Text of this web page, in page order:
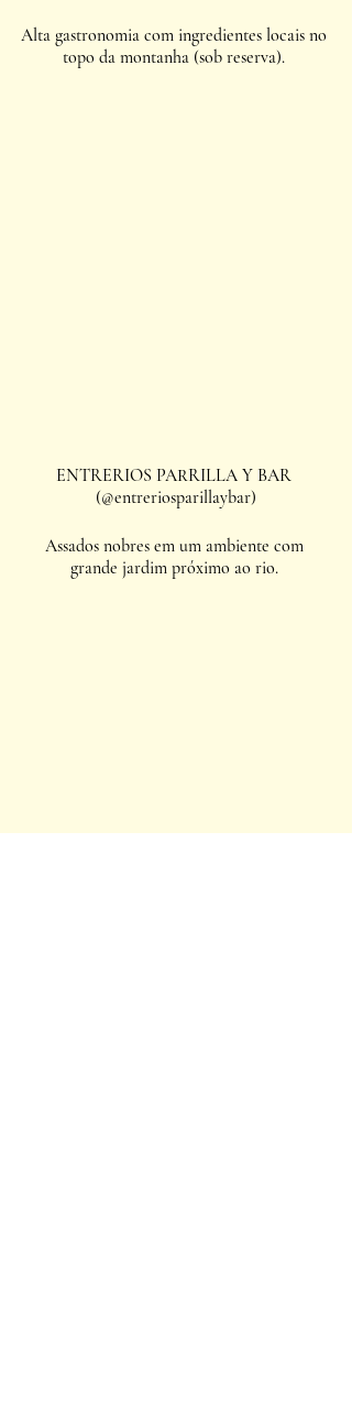
Alta gastronomia com ingredientes locais no
topo da montanha (sob reserva).
ENTRERIOS PARRILLA Y BAR
(@entreriosparillaybar)
Assados nobres em um ambiente com
grande jardim próximo ao rio.